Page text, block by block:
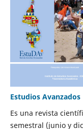
Estudios Avanzados
Es una revista
semestral (junio y